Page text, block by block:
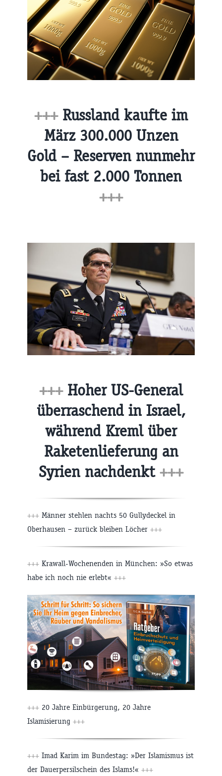
+++ Russland kaufte im
März 300.000 Unzen
Gold – Reserven nunmehr
bei fast 2.000 Tonnen
+++
+++ Hoher US-General
überraschend in Israel,
während Kreml über
Raketenlieferung an
Syrien nachdenkt +++
+++ Männer stehlen nachts 50 Gullydeckel in
Oberhausen – zurück bleiben Löcher +++
+++ Krawall-Wochenenden in München: »So etwas
habe ich noch nie erlebt« +++
+++ 20 Jahre Einbürgerung, 20 Jahre
Islamisierung +++
+++ Imad Karim im Bundestag: »Der Islamismus ist
der Dauerpersilschein des Islams!« +++